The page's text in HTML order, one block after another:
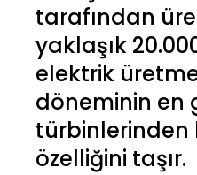
tarafından
yaklaşık
elektrik
döneminin en
türbinlerinden
özelliğini taşır.